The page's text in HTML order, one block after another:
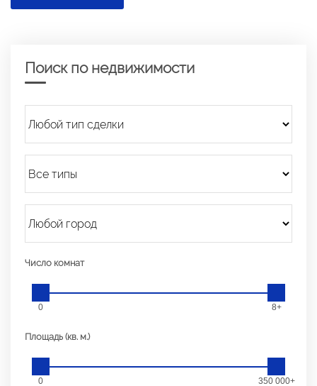
Поиск по недвижимости
Число комнат
0 8+
Площадь (кв. м.)
0 350 000+